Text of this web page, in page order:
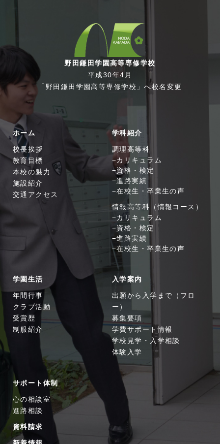
野田鎌田学園高等専修学校
平成30年4月
「野田鎌田学園高等専修学校」へ校名変更
ホーム
校長挨拶
教育目標
本校の魅力
施設紹介
交通アクセス
学科紹介
調理高等科
カリキュラム
資格・検定
進路実績
在校生・卒業生の声
情報高等科（情報コース）
カリキュラム
資格・検定
進路実績
在校生・卒業生の声
学園生活
年間行事
クラブ活動
受賞歴
制服紹介
入学案内
出願から入学まで（フロ
ー）
募集要項
学費サポート情報
学校見学・入学相談
体験入学
サポート体制
心の相談室
進路相談
資料請求